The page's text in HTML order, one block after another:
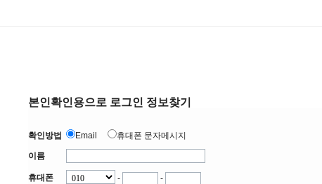
본인확인용으로 로그인 정보찾기
확인방법 Email 휴대폰 문자메시지
이름
휴대폰 - -